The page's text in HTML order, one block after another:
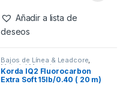
Añadir a lista de
deseos
Bajos de Línea & Leadcore,
Material Montajes
Korda IQ2 Fluorocarbon
Extra Soft 15lb/0.40 ( 20 m)